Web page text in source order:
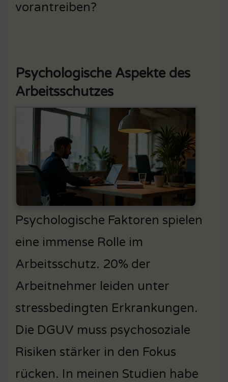
vorantreiben?
Psychologische Aspekte des
Arbeitsschutzes
Psychologische Faktoren spielen
eine immense Rolle im
Arbeitsschutz. 20% der
Arbeitnehmer leiden unter
stressbedingten Erkrankungen.
Die DGUV muss psychosoziale
Risiken stärker in den Fokus
rücken. In meinen Studien habe